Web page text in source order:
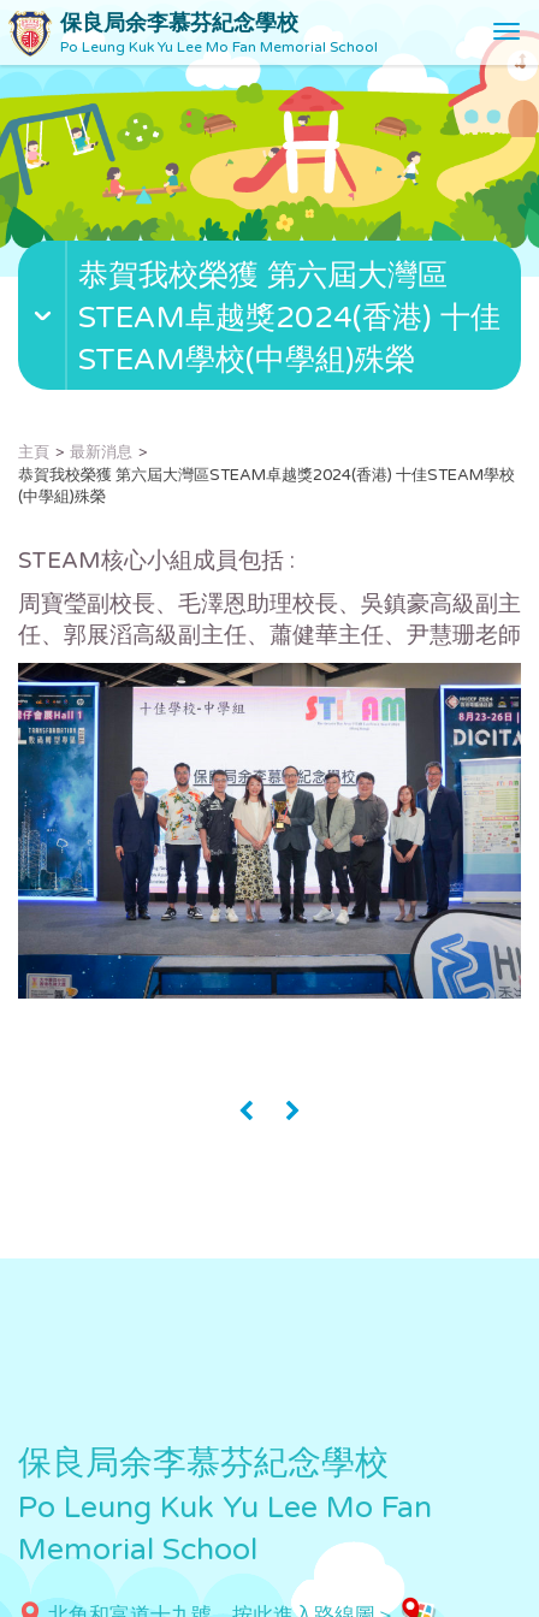
保良局余李慕芬紀念學校
Po Leung Kuk Yu Lee Mo Fan Memorial School
T
o
g
l
e
v
i
恭賀我校榮獲 第六屆大灣區
STEAM卓越獎2024(香港) 十佳
STEAM學校(中學組)殊榮
主頁
最新消息
恭賀我校榮獲 第六屆大灣區STEAM卓越獎2024(香港) 十佳STEAM學校
(中學組)殊榮
STEAM核心小組成員包括 :
周寶瑩副校長、毛澤恩助理校長、吳鎮豪高級副主
任、郭展滔高級副主任、蕭健華主任、尹慧珊老師
« »
保良局余李慕芬紀念學校
Po Leung Kuk Yu Lee Mo Fan
Memorial School